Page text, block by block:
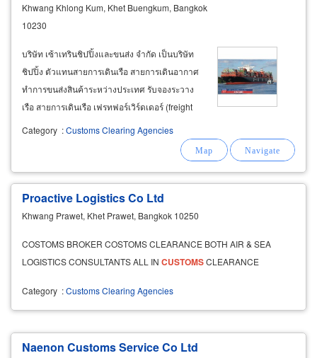
Khwang Khlong Kum, Khet Buengkum, Bangkok
10230
บริษัท เซ้าเทรินชิปปิ้งและขนส่ง จำกัด เป็นบริษัท
ชิปปิ้ง ตัวแทนสายการเดินเรือ สายการเดินอากาศ
ทำการขนส่งสินค้าระหว่างประเทศ รับจองระวาง
เรือ สายการเดินเรือ เฟรทฟอร์เวิร์ดเดอร์ (freight
มีความรับผิดชอบ รักษาเวลา เพื่อตอบสนองความ
ต้องการของลูกค้า รองรับการเจริญเติบโตทางการ
ค้าระหว่างประเทศ
Category :Customs Clearing Agencies
Proactive Logistics Co Ltd
Khwang Prawet, Khet Prawet, Bangkok 10250
COSTOMS BROKER COSTOMS CLEARANCE BOTH AIR & SEA
LOGISTICS CONSULTANTS ALL IN CUSTOMSCLEARANCE
Category :Customs Clearing Agencies
Naenon Customs Service Co Ltd